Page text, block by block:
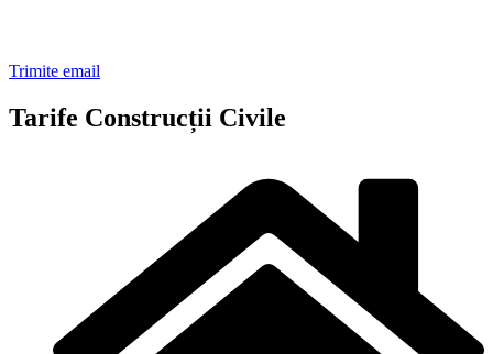
Trimite email
Tarife Construcții Civile